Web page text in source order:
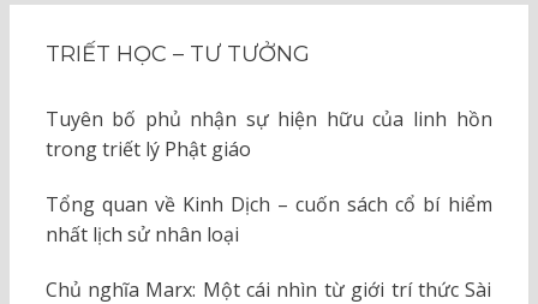
TRIẾT HỌC – TƯ TƯỞNG
Tuyên bố phủ nhận sự hiện hữu của linh hồn
trong triết lý Phật giáo
Tổng quan về Kinh Dịch – cuốn sách cổ bí hiểm
nhất lịch sử nhân loại
Chủ nghĩa Marx: Một cái nhìn từ giới trí thức Sài